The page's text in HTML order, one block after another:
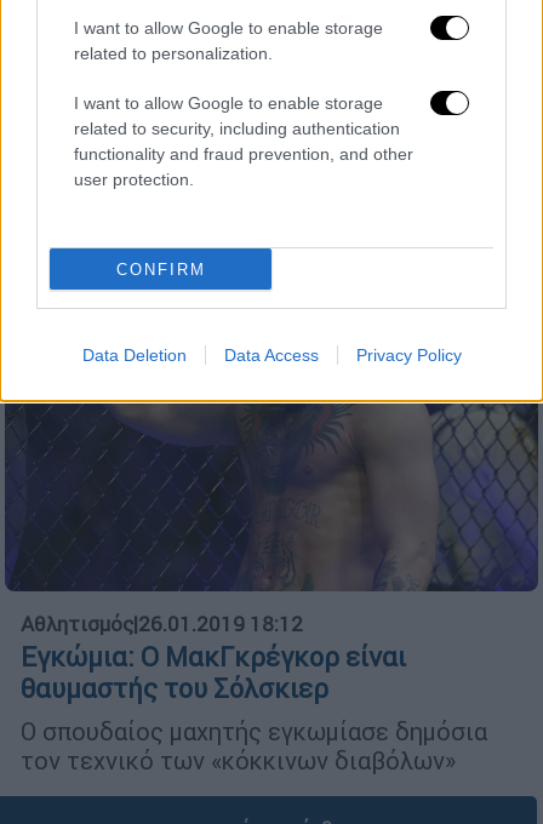
I want to allow Google to enable storage
related to personalization.
I want to allow Google to enable storage
related to security, including authentication
functionality and fraud prevention, and other
user protection.
CONFIRM
Data Deletion Data Access Privacy Policy
Ο Σόλσκιερ θα παραμείνει και μετά το
καλοκαίρι στη Μάντσεστερ Γιουνάιτεντ
Ο προπονητής των «Κόκκινων Διαβόλων»
φέρεται να συναντήθηκε με τον
εκτελεστικό διευθυντή της ομάδας Έντ
Γουντγουορντ
Αθλητισμός|26.01.2019 18:12
Εγκώμια: Ο ΜακΓκρέγκορ είναι
θαυμαστής του Σόλσκιερ
O σπουδαίος μαχητής εγκωμίασε δημόσια
τον τεχνικό των «κόκκινων διαβόλων»